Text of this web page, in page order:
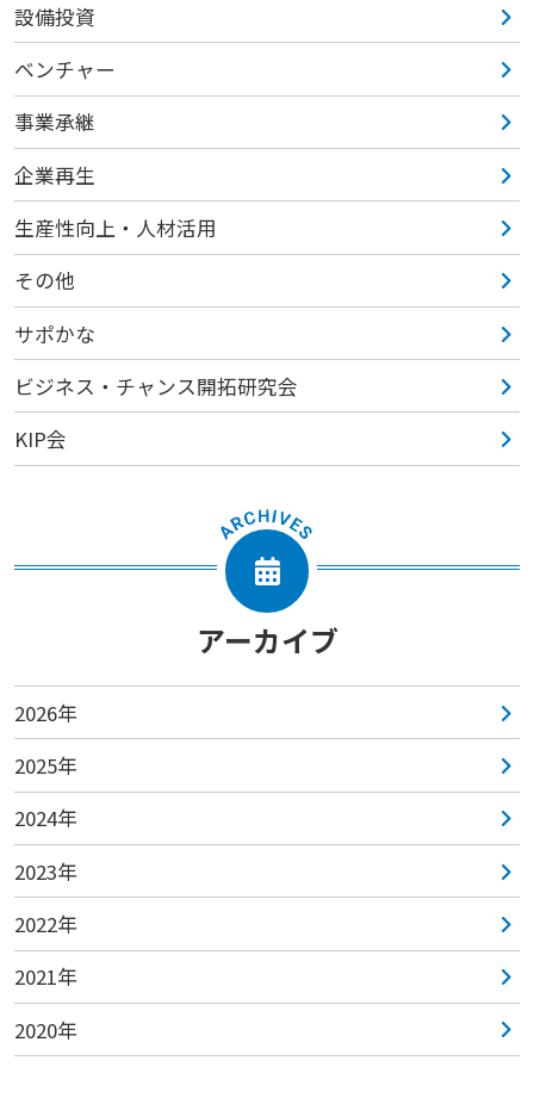
設備投資
ベンチャー
事業承継
企業再生
生産性向上・人材活用
その他
サポかな
ビジネス・チャンス開拓研究会
KIP会
アーカイブ
2026年
2025年
2024年
2023年
2022年
2021年
2020年